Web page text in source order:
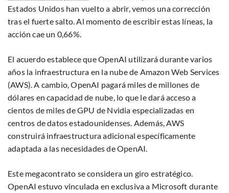
Estados Unidos han vuelto a abrir, vemos una corrección
tras el fuerte salto. Al momento de escribir estas líneas, la
acción cae un 0,66%.
El acuerdo establece que OpenAI utilizará durante varios
años la infraestructura en la nube de Amazon Web Services
(AWS). A cambio, OpenAI pagará miles de millones de
dólares en capacidad de nube, lo que le dará acceso a
cientos de miles de GPU de Nvidia especializadas en
centros de datos estadounidenses. Además, AWS
construirá infraestructura adicional específicamente
adaptada a las necesidades de OpenAI.
Este megacontrato se considera un giro estratégico.
OpenAI estuvo vinculada en exclusiva a Microsoft durante